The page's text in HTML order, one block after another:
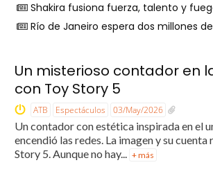
Shakira fusiona fuerza, talento y
Río de Janeiro espera dos millones
Un misterioso contador en
con Toy Story 5
ATB Espectáculos 03/May/2026
Un contador con estética inspirada en el
encendió las redes. La imagen y su
Story 5. Aunque no hay... + más